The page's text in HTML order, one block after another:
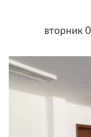
вторник